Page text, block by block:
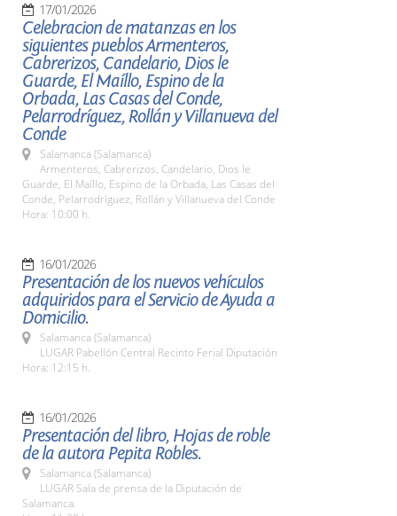
17/01/2026
Celebracion de matanzas en los
siguientes pueblos Armenteros,
Cabrerizos, Candelario, Dios le
Guarde, El Maíllo, Espino de la
Orbada, Las Casas del Conde,
Pelarrodríguez, Rollán y Villanueva del
Conde
Salamanca (Salamanca)
Armenteros, Cabrerizos, Candelario, Dios le
Guarde, El Maíllo, Espino de la Orbada, Las Casas del
Conde, Pelarrodríguez, Rollán y Villanueva del Conde
Hora: 10:00 h.
16/01/2026
Presentación de los nuevos vehículos
adquiridos para el Servicio de Ayuda a
Domicilio.
Salamanca (Salamanca)
LUGAR Pabellón Central Recinto Ferial Diputación
Hora: 12:15 h.
16/01/2026
Presentación del libro, Hojas de roble
de la autora Pepita Robles.
Salamanca (Salamanca)
LUGAR Sala de prensa de la Diputación de
Salamanca.